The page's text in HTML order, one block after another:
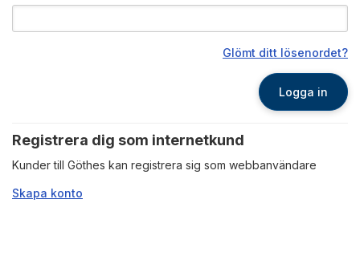
Glömt ditt lösenordet?
Logga in
Registrera dig som internetkund
Kunder till Göthes kan registrera sig som webbanvändare
Skapa konto